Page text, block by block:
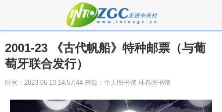
2001-23 《古代帆船》特种邮票（与葡
萄牙联合发行）
时间：2023-06-13 14:57:44 来源：个人图书馆-林春图书馆